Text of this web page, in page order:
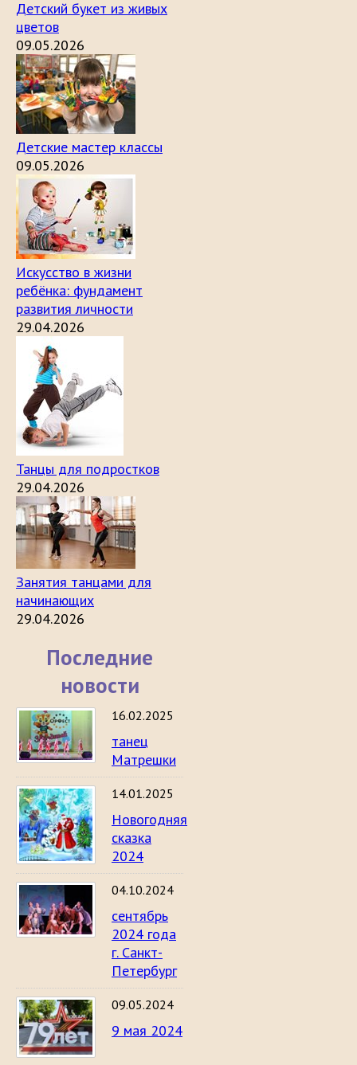
Детский букет из живых
цветов
09.05.2026
Детские мастер классы
09.05.2026
Искусство в жизни
ребёнка: фундамент
развития личности
29.04.2026
Танцы для подростков
29.04.2026
Занятия танцами для
начинающих
29.04.2026
Последние
новости
16.02.2025
танец
Матрешки
14.01.2025
Новогодняя
сказка
2024
04.10.2024
сентябрь
2024 года
г. Санкт-
Петербург
09.05.2024
9 мая 2024